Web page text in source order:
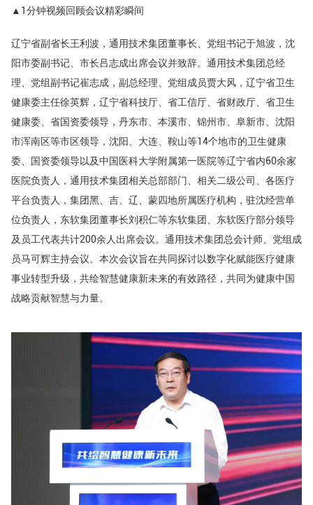
▲1分钟视频回顾会议精彩瞬间
辽宁省副省长王利波，通用技术集团董事长、党组书记于旭波，沈
阳市委副书记、市长吕志成出席会议并致辞。通用技术集团总经
理、党组副书记崔志成，副总经理、党组成员贾大风，辽宁省卫生
健康委主任徐英辉，辽宁省科技厅、省工信厅、省财政厅、省卫生
健康委、省国资委领导，丹东市、本溪市、锦州市、阜新市、沈阳
市浑南区等市区领导，沈阳、大连、鞍山等14个地市的卫生健康
委、国资委领导以及中国医科大学附属第一医院等辽宁省内60余家
医院负责人，通用技术集团相关总部部门、相关二级公司、各医疗
平台负责人，集团黑、吉、辽、蒙四地所属医疗机构，驻沈经营单
位负责人，东软集团董事长刘积仁等东软集团、东软医疗部分领导
及员工代表共计200余人出席会议。通用技术集团总会计师、党组成
员马可辉主持会议。本次会议旨在共同探讨以数字化赋能医疗健康
事业转型升级，共绘智慧健康新未来的有效路径，共同为健康中国
战略贡献智慧与力量。